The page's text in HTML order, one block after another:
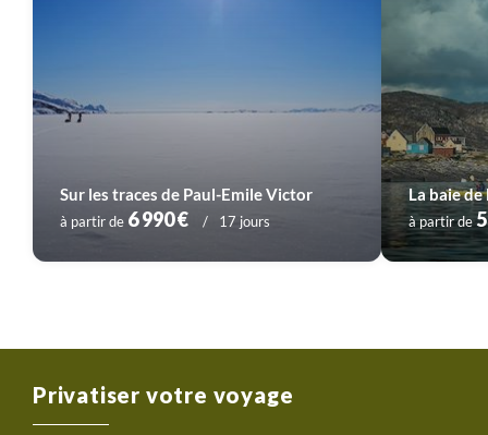
Ces conditions particulières font du Groenland l’une des
dernières terres vraiment sauvages de notre planète ou
le tourisme d’aventure reste très confidentiel. Partir sur
ces terres septentrionales est un privilège qui nécessite
un excellent sens d’adaptation qui feront toujours de ce
voyage une aventure toujours unique.
Sur les traces de Paul-Emile Victor
à partir de 6 990 € 17 jours
La baie de
à partir de
Privatiser votre voyage